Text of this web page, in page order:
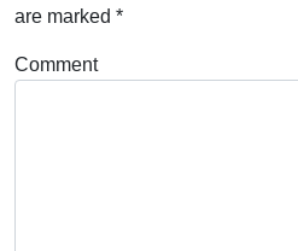
are marked *
Comment